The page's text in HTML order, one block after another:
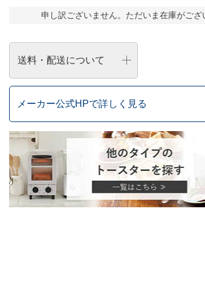
申し訳ございません。ただいま在庫がござ
送料・配送について
メーカー公式HPで詳しく見る